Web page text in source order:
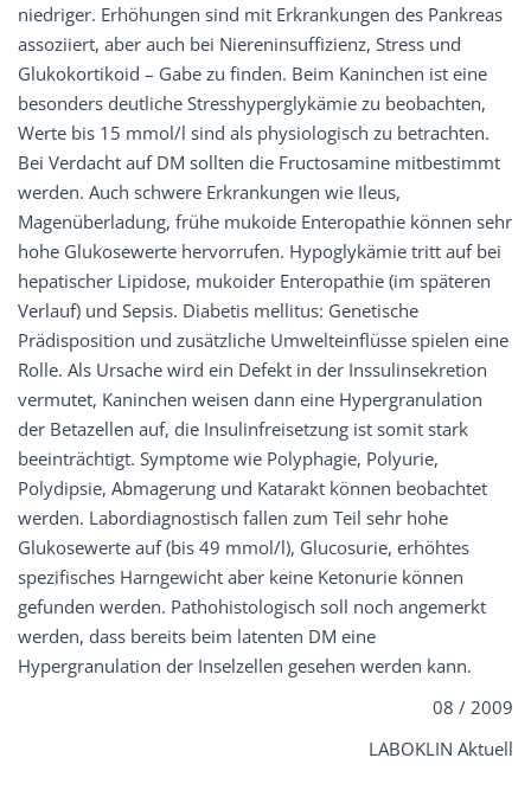
niedriger. Erhöhungen sind mit Erkrankungen des Pankreas
assoziiert, aber auch bei Niereninsuffizienz, Stress und
Glukokortikoid – Gabe zu finden. Beim Kaninchen ist eine
besonders deutliche Stresshyperglykämie zu beobachten,
Werte bis 15 mmol/l sind als physiologisch zu betrachten.
Bei Verdacht auf DM sollten die Fructosamine mitbestimmt
werden. Auch schwere Erkrankungen wie Ileus,
Magenüberladung, frühe mukoide Enteropathie können sehr
hohe Glukosewerte hervorrufen. Hypoglykämie tritt auf bei
hepatischer Lipidose, mukoider Enteropathie (im späteren
Verlauf) und Sepsis. Diabetis mellitus: Genetische
Prädisposition und zusätzliche Umwelteinflüsse spielen eine
Rolle. Als Ursache wird ein Defekt in der Inssulinsekretion
vermutet, Kaninchen weisen dann eine Hypergranulation
der Betazellen auf, die Insulinfreisetzung ist somit stark
beeinträchtigt. Symptome wie Polyphagie, Polyurie,
Polydipsie, Abmagerung und Katarakt können beobachtet
werden. Labordiagnostisch fallen zum Teil sehr hohe
Glukosewerte auf (bis 49 mmol/l), Glucosurie, erhöhtes
spezifisches Harngewicht aber keine Ketonurie können
gefunden werden. Pathohistologisch soll noch angemerkt
werden, dass bereits beim latenten DM eine
Hypergranulation der Inselzellen gesehen werden kann.
08 / 2009
LABOKLIN Aktuell